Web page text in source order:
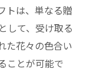
トは、単なる贈
して、受け取る
た花々の色合い
ことが可能で